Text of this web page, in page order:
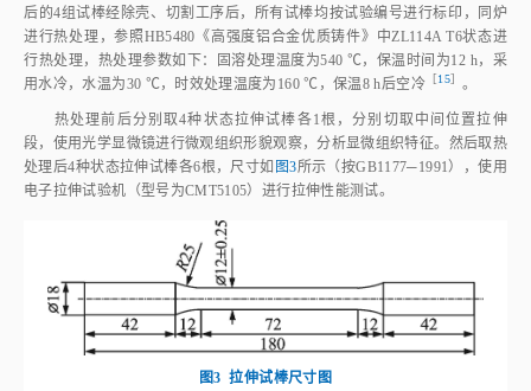
后的4组试棒经除壳、切割工序后，所有试棒均按试验编号进行标印，同炉
进行热处理，参照HB5480《高强度铝合金优质铸件》中ZL114A T6状态进
行热处理，热处理参数如下：固溶处理温度为540 ℃，保温时间为12 h，采
用水冷，水温为30 ℃，时效处理温度为160 ℃，保温8 h后空冷［ 15 。
热处理前后分别取4种状态拉伸试棒各1根，分别切取中间位置拉伸
段，使用光学显微镜进行微观组织形貌观察，分析显微组织特征。然后取热
处理后4种状态拉伸试棒各6根，尺寸如 图3所示（按GB1177─1991），使用
电子拉伸试验机（型号为CMT5105）进行拉伸性能测试。
图3 拉伸试棒尺寸图